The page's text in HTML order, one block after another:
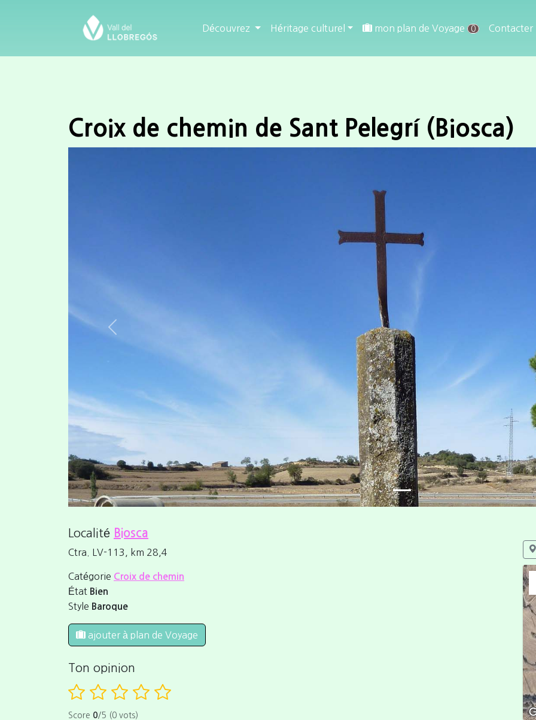
Découvrez Héritage culturel mon plan de Voyage 0 Contacter
Croix de chemin de Sant Pelegrí (Biosca)
Previous
Localité Biosca
Ctra. LV-113, km 28,4
Catégorie Croix de chemin
État Bien
Style Baroque
ajouter à plan de Voyage
Ton opinion
Score 0/5 (0 vots)